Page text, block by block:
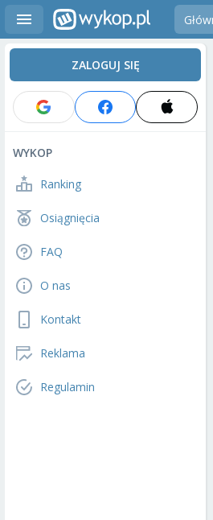
ZALOGUJ SIĘ
WYKOP
Ranking
Osiągnięcia
FAQ
O nas
Kontakt
Reklama
Regulamin